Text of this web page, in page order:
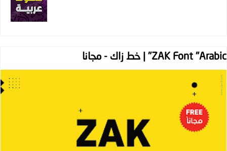
ZAK Font "Arabic" | خط زاك - مجانا